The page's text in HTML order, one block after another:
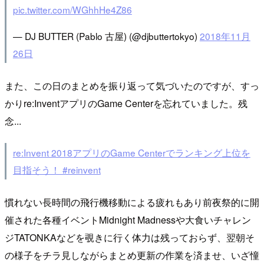
pic.twitter.com/WGhhHe4Z86
— DJ BUTTER (Pablo 古屋) (@djbuttertokyo) 2018年11月
26日
また、この日のまとめを振り返って気づいたのですが、すっ
かりre:InventアプリのGame Centerを忘れていました。残
念...
re:Invent 2018アプリのGame Centerでランキング上位を
目指そう！ #reinvent
慣れない長時間の飛行機移動による疲れもあり前夜祭的に開
催された各種イベントMidnight Madnessや大食いチャレン
ジTATONKAなどを覗きに行く体力は残っておらず、翌朝そ
の様子をチラ見しながらまとめ更新の作業を済ませ、いざ憧